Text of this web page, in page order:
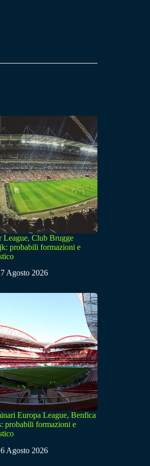
League, Club Brugge
probabili formazioni e
7 Agosto 2026
Europa League, Benfica
probabili formazioni e
6 Agosto 2026